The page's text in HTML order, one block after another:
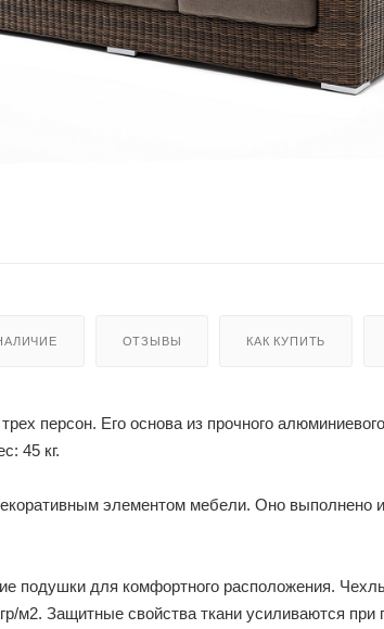
ОТЗЫВЫ КАК КУПИТЬ
персон. Его основа из прочного
45 кг.
элементом мебели. Оно выполнено
подушки для комфортного расположения.
м2. Защитные свойства ткани усиливаются